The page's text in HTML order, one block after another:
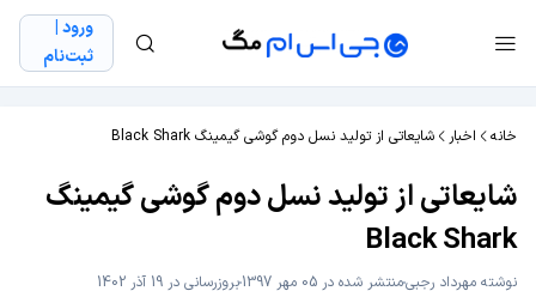
ورود |
ثبت‌نام
خانه اخبار شایعاتی از تولید نسل دوم گوشی گیمینگ Black Shark
شایعاتی از تولید نسل دوم گوشی گیمینگ
Black Shark
نوشته مهرداد رجبیمنتشر شده در 05 مهر 1397
بروزرسانی در 19 آذر 1402